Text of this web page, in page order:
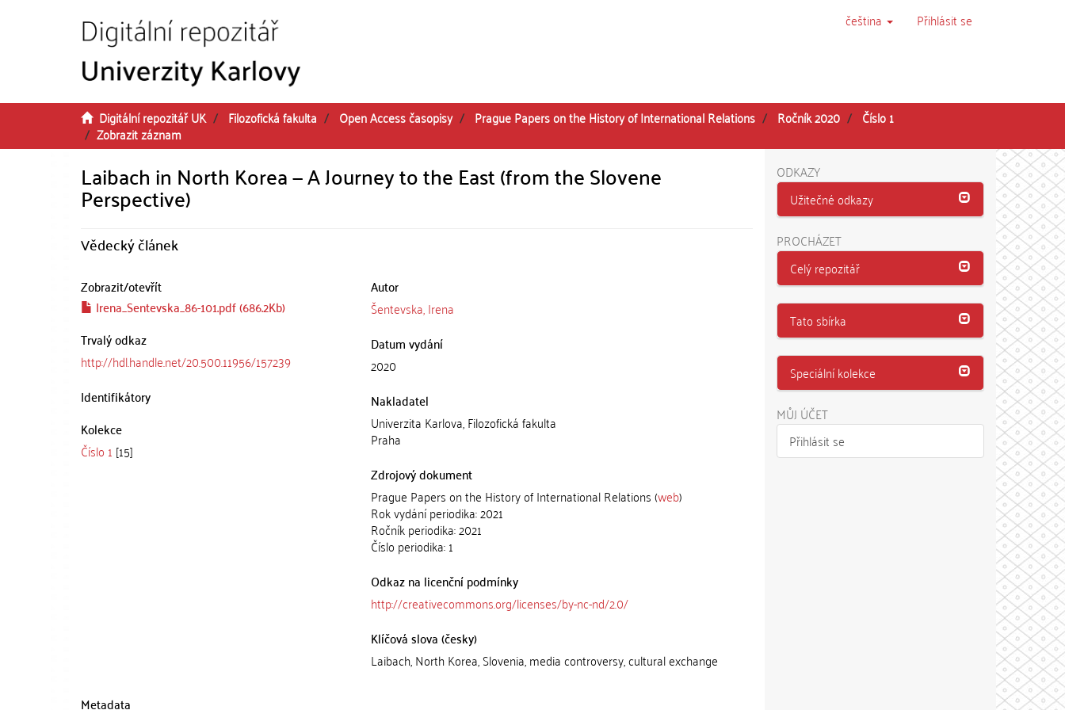
čeština Přihlásit se
Digitální repozitář UK Filozofická fakulta Open Access časopisy Prague Papers on the History of International Relations Ročník 2020 Číslo 1
Zobrazit záznam
Laibach in North Korea — A Journey to the East (from the Slovene
Perspective)
Vědecký článek
Zobrazit/otevřít
Irena_Sentevska_86-101.pdf (686.2Kb)
Trvalý odkaz
http://hdl.handle.net/20.500.11956/157239
Identifikátory
Kolekce
Číslo 1 [15]
Autor
Šentevska, Irena
Datum vydání
2020
Nakladatel
Univerzita Karlova, Filozofická fakulta
Praha
Zdrojový dokument
Prague Papers on the History of International Relations (web)
Rok vydání periodika: 2021
Ročník periodika: 2021
Číslo periodika: 1
Odkaz na licenční podmínky
http://creativecommons.org/licenses/by-nc-nd/2.0/
Klíčová slova (česky)
Laibach, North Korea, Slovenia, media controversy, cultural exchange
Metadata
ODKAZY
Užitečné odkazy
PROCHÁZET
Celý repozitář
Tato sbírka
Speciální kolekce
MŮJ ÚČET
Přihlásit se